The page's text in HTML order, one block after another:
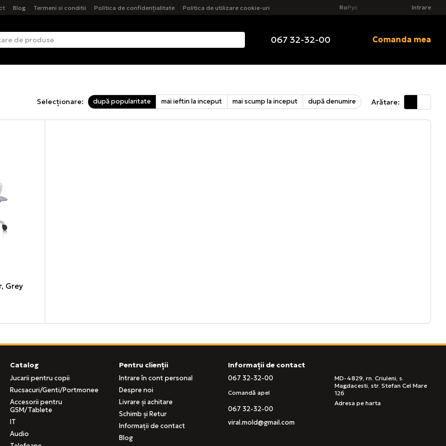
Blog Termeni si conditii Politica de confidențialitate Politica de utilizare cookie-uri RoРус Intrare
067 32-32-00 Comanda mea
Selecționare: după popularitate mai ieftin la inceput mai scump la inceput după denumire Arătare:
Grey
Catalog
Jucarii pentru copii
Rucsacuri/Genti/Portmonee
Accesorii pentru
GSM/Tablete
IT
Audio
Pentru clienții
Intrare în cont personal
Despre noi
Livrare și achitare
Schimb și Retur
Informații de contact
Blog
Informații de contact
067 32-32-00
Comandă apel
067 32-32-00
viral.mold@gmail.com
MD-4829, rn. Criuleni, s.
Magdacesti, str. Stefan Cel Mare
126
Adresa pe harta